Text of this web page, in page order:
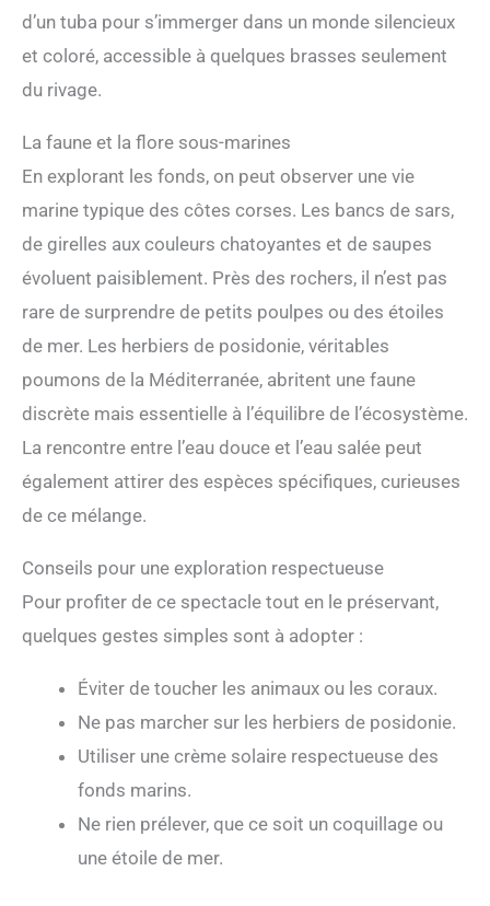
d’un tuba pour s’immerger dans un monde silencieux
et coloré, accessible à quelques brasses seulement
du rivage.
La faune et la flore sous-marines
En explorant les fonds, on peut observer une vie
marine typique des côtes corses. Les bancs de sars,
de girelles aux couleurs chatoyantes et de saupes
évoluent paisiblement. Près des rochers, il n’est pas
rare de surprendre de petits poulpes ou des étoiles
de mer. Les herbiers de posidonie, véritables
poumons de la Méditerranée, abritent une faune
discrète mais essentielle à l’équilibre de l’écosystème.
La rencontre entre l’eau douce et l’eau salée peut
également attirer des espèces spécifiques, curieuses
de ce mélange.
Conseils pour une exploration respectueuse
Pour profiter de ce spectacle tout en le préservant,
quelques gestes simples sont à adopter :
Éviter de toucher les animaux ou les coraux.
Ne pas marcher sur les herbiers de posidonie.
Utiliser une crème solaire respectueuse des
fonds marins.
Ne rien prélever, que ce soit un coquillage ou
une étoile de mer.